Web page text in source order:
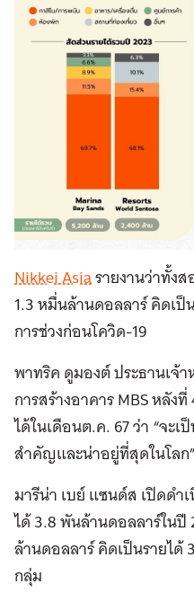
Nikkei Asiaรายงานว่าทั้ง
1.3 หมื่นล้านดอลลาร์ คิดเป็
การช่วงก่อนโควิด-19
พาทริค ดูมองต์ ประธานเจ้า
การสร้างอาคาร MBS หลัง
ได้ในเดือนต.ค. 67 ว่า “จะ
สำคัญและน่าอยู่ที่สุดในโลก”
มารีน่า เบย์ แซนด์ส เปิดดำ
ได้ 3.8 พันล้านดอลลาร์ใน
ล้านดอลลาร์ คิดเป็นรายได้
กลุ่ม